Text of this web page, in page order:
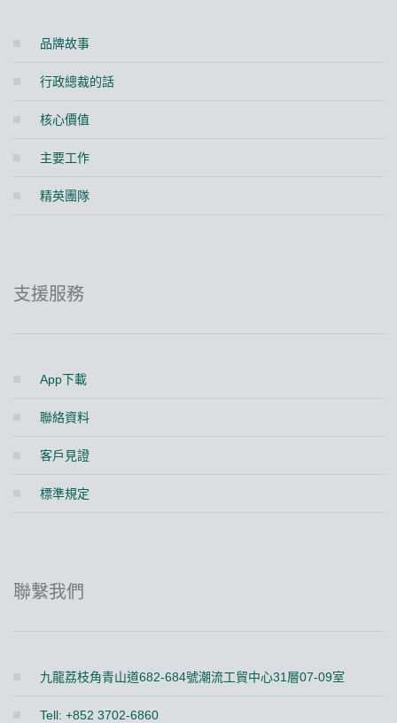
品牌故事
行政總裁的話
核心價值
主要工作
精英團隊
支援服務
App下載
聯絡資料
客戶見證
標準規定
聯繫我們
九龍荔枝角青山道682-684號潮流工貿中心31層07-09室
Tell: +852 3702-6860